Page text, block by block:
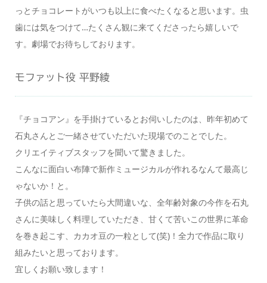
っとチョコレートがいつも以上に食べたくなると思います。虫
歯には気をつけて…たくさん観に来てくださったら嬉しいで
す。劇場でお待ちしております。
モファット役 平野綾
『チョコアン』を手掛けているとお伺いしたのは、昨年初めて
石丸さんとご一緒させていただいた現場でのことでした。
クリエイティブスタッフを聞いて驚きました。
こんなに面白い布陣で新作ミュージカルが作れるなんて最高じ
ゃないか！と。
子供の話と思っていたら大間違いな、全年齢対象の今作を石丸
さんに美味しく料理していただき、甘くて苦いこの世界に革命
を巻き起こす、カカオ豆の一粒として(笑)！全力で作品に取り
組みたいと思っております。
宜しくお願い致します！